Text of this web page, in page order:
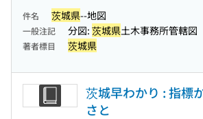
件名 茨城県--地図
一般注記 分図: 茨城県土木事務所管轄図
著者標目 茨城県
茨城早わかり : 指標
さと